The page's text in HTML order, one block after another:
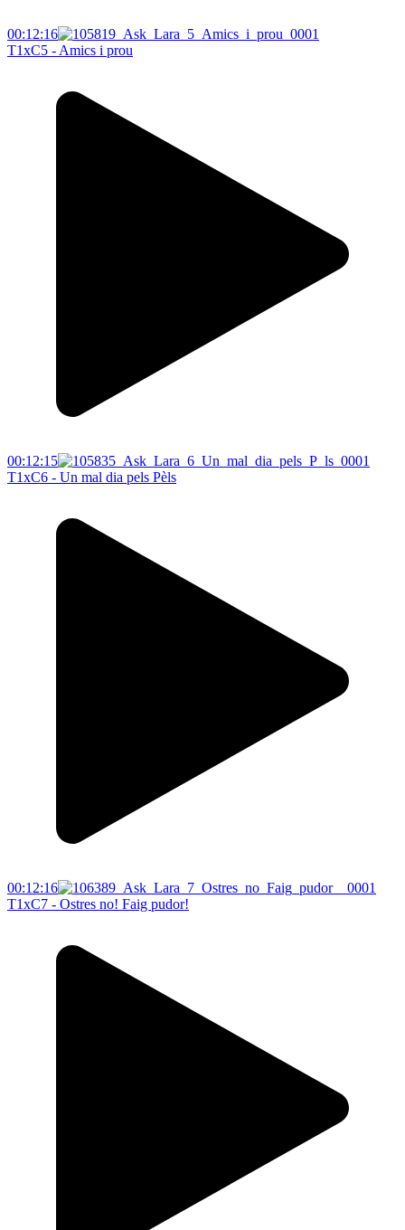
00:12:16
T1xC5 - Amics i prou
00:12:15
T1xC6 - Un mal dia pels Pèls
00:12:16
T1xC7 - Ostres no! Faig pudor!